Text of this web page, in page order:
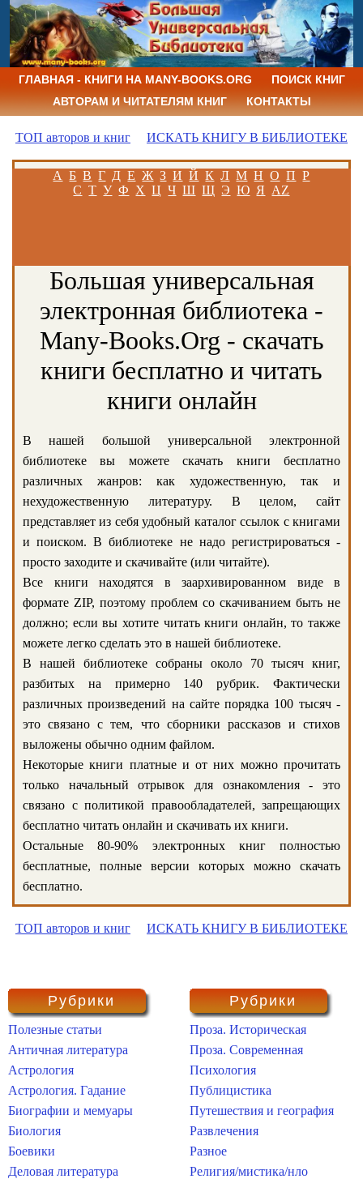
ГЛАВНАЯ - КНИГИ НА MANY-BOOKS.ORG
ПОИСК КНИГ
АВТОРАМ И ЧИТАТЕЛЯМ КНИГ
КОНТАКТЫ
ТОП авторов и книг ИСКАТЬ КНИГУ В БИБЛИОТЕКЕ
А Б В Г Д Е Ж З И Й К Л М Н О П Р
С Т У Ф Х Ц Ч Ш Щ Э Ю Я AZ
Большая универсальная
электронная библиотека -
Many-Books.Org - скачать
книги бесплатно и читать
книги онлайн
В нашей большой универсальной электронной
библиотеке вы можете скачать книги бесплатно
различных жанров: как художественную, так и
нехудожественную литературу. В целом, сайт
представляет из себя удобный каталог ссылок с книгами
и поиском. В библиотеке не надо регистрироваться -
просто заходите и скачивайте (или читайте).
Все книги находятся в заархивированном виде в
формате ZIP, поэтому проблем со скачиванием быть не
должно; если вы хотите читать книги онлайн, то также
можете легко сделать это в нашей библиотеке.
В нашей библиотеке собраны около 70 тысяч книг,
разбитых на примерно 140 рубрик. Фактически
различных произведений на сайте порядка 100 тысяч -
это связано с тем, что сборники рассказов и стихов
выложены обычно одним файлом.
Некоторые книги платные и от них можно прочитать
только начальный отрывок для ознакомления - это
связано с политикой правообладателей, запрещающих
бесплатно читать онлайн и скачивать их книги.
Остальные 80-90% электронных книг полностью
бесплатные, полные версии которых можно скачать
бесплатно.
ТОП авторов и книг ИСКАТЬ КНИГУ В БИБЛИОТЕКЕ
Рубрики
Полезные статьи
Античная литература
Астрология
Астрология. Гадание
Биографии и мемуары
Биология
Боевики
Деловая литература
Рубрики
Проза. Историческая
Проза. Современная
Психология
Публицистика
Путешествия и география
Развлечения
Разное
Религия/мистика/нло